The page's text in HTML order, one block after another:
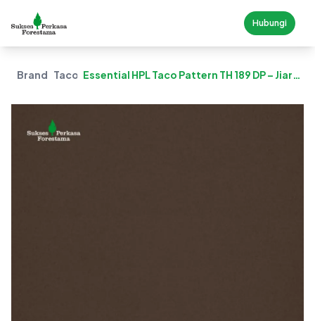
Hubungi
Brand Taco Essential HPL Taco Pattern TH 189 DP – Jiar